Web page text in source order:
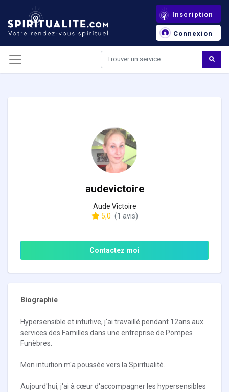
Inscription
Connexion
audevictoire
Aude Victoire
5,0 (1 avis)
Contactez moi
Biographie
Hypersensible et intuitive, j'ai travaillé pendant 12ans aux
services des Familles dans une entreprise de Pompes
Funèbres.
Mon intuition m'a poussée vers la Spiritualité.
Aujourd'hui, j'ai à cœur d'accompagner les hypersensibles